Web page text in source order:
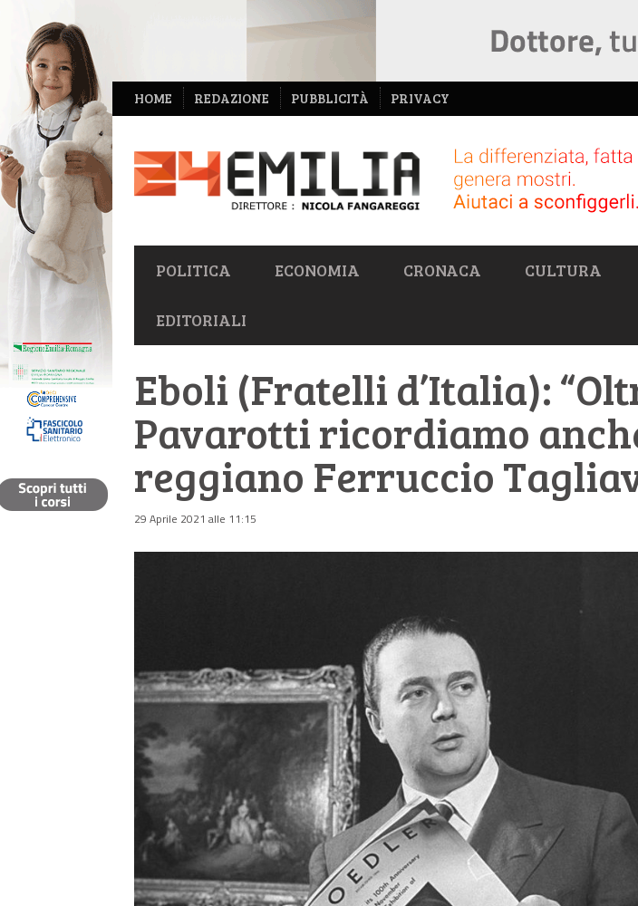
NAVIGAZIONE
SECONDARIA
HOME REDAZIONE PUBBLICITÀ PRIVACY
NAVIGAZIONE
PRIMARIA
POLITICA ECONOMIA CRONACA CULTURA
EDITORIALI
Eboli (Fratelli d’Italia):
Pavarotti ricordiamo
reggiano Ferruccio
29 Aprile 2021 alle 11:15